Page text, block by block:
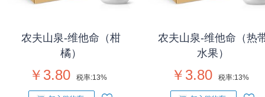
农夫山泉-维他命（柑
橘）
￥3.80 税率:13%
农夫山泉-维他命（热
水果）
￥3.80 税率:13%